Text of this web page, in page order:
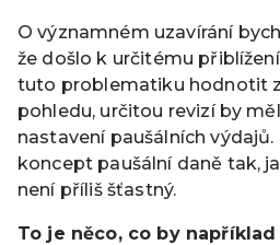
O významném uzavírání
že došlo k určitému
tuto problematiku hodnotit
pohledu, určitou revizí by
nastavení paušálních výdajů.
koncept paušální daně tak,
není příliš šťastný.
To je něco, co by